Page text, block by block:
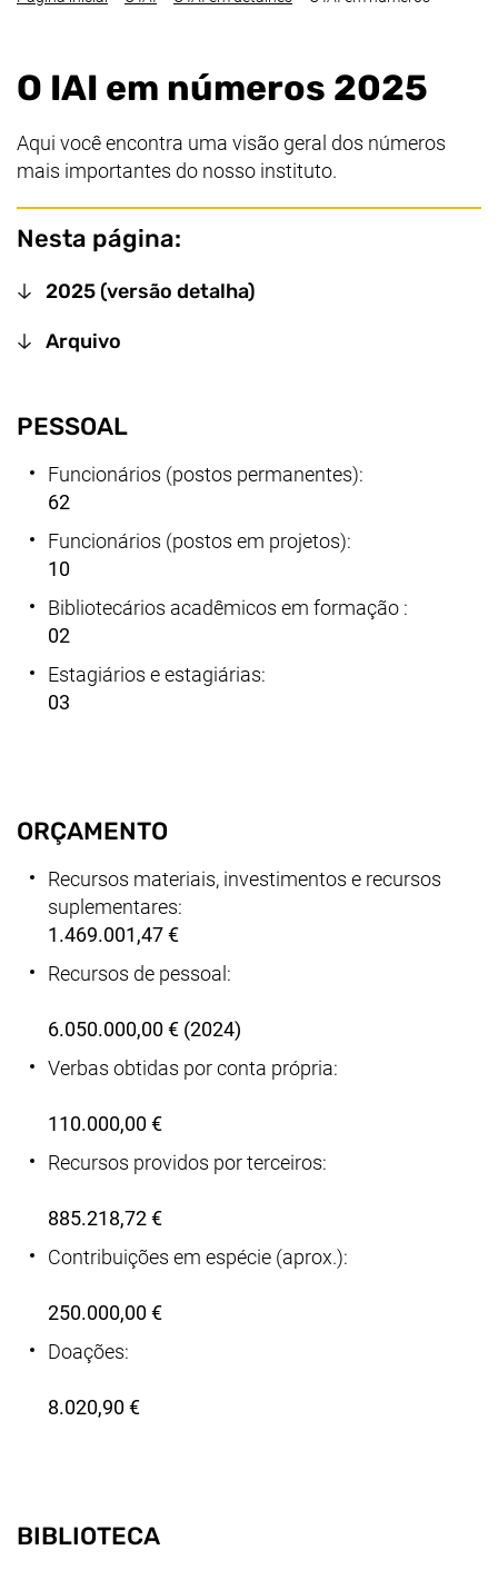
O IAI em números 2025
Aqui você encontra uma visão geral dos números
mais importantes do nosso instituto.
Nesta página:
2025 (versão detalha)
Arquivo
PESSOAL
Funcionários (postos permanentes):
62
Funcionários (postos em projetos):
10
Bibliotecários acadêmicos em formação :
02
Estagiários e estagiárias:
03
ORÇAMENTO
Recursos materiais, investimentos e recursos
suplementares:
1.469.001,47 €
Recursos de pessoal:
6.050.000,00 € (2024)
Verbas obtidas por conta própria:
110.000,00 €
Recursos providos por terceiros:
885.218,72 €
Contribuições em espécie (aprox.):
250.000,00 €
Doações:
8.020,90 €
BIBLIOTECA